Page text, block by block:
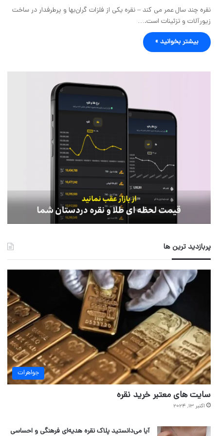
نقره چند سال عمر می کند – نقره یکی از فلزات گران‌بها و پرطرفدار در ساخت
زیورآلات و تزئینات است.…
بیشتر بخوانید »
پربازدید ترین ها
جواهرات
سایت های معتبر خرید نقره
اکتبر 13, 2024
آیا می‌دانستید پلاک نقره هدیه‌ای فرهنگی و احساسی